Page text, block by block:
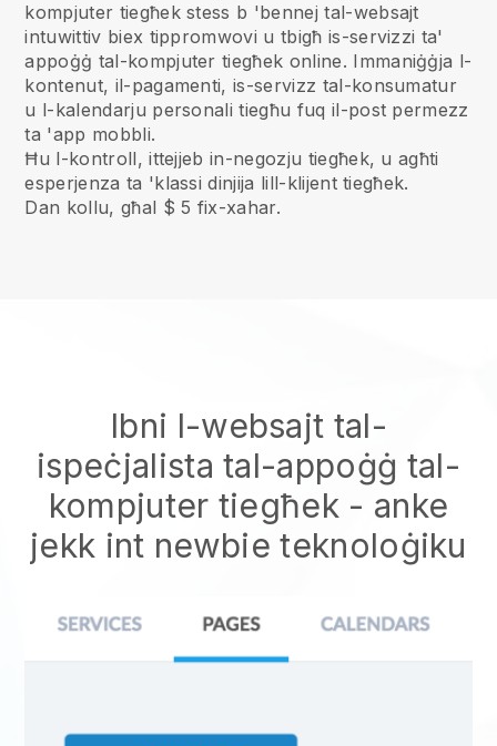
kompjuter tiegħek stess b 'bennej tal-websajt
intuwittiv biex tippromwovi u tbigħ is-servizzi ta'
appoġġ tal-kompjuter tiegħek online. Immaniġġja l-
kontenut, il-pagamenti, is-servizz tal-konsumatur
u l-kalendarju personali tiegħu fuq il-post permezz
ta 'app mobbli.
Ħu l-kontroll, ittejjeb in-negozju tiegħek, u agħti
esperjenza ta 'klassi dinjija lill-klijent tiegħek.
Dan kollu, għal $ 5 fix-xahar.
Ibni l-websajt tal-
ispeċjalista tal-appoġġ tal-
kompjuter tiegħek - anke
jekk int newbie teknoloġiku